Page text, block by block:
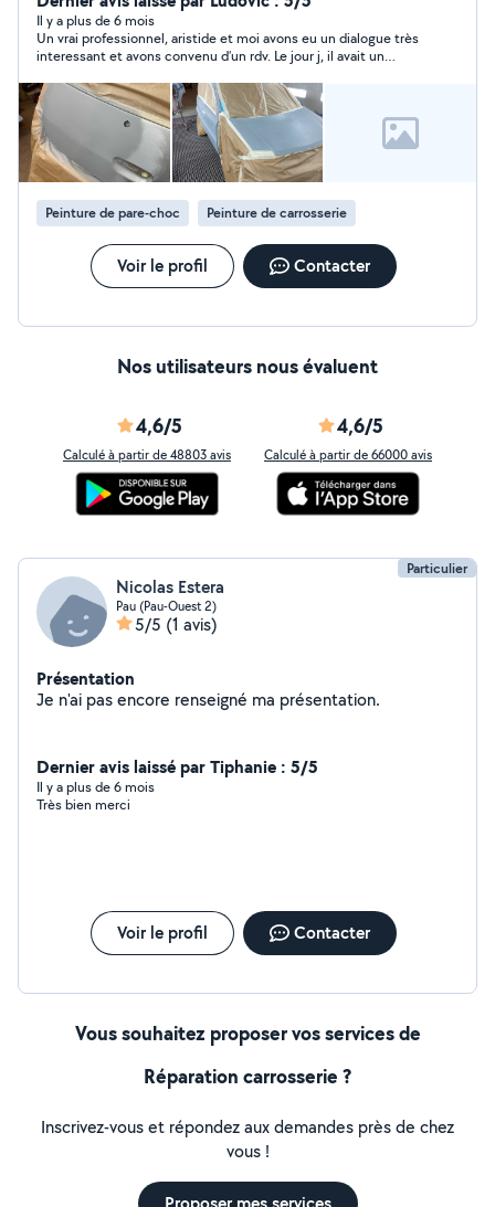
particuliers, utilitaires et poids lourds (Mercedes) Je suis
avant tout méticuleux, exigeant et passionné dans mon
métier. N'hésitez pas à me contacter pour plus
d'informations. Cordialement Aristide
Il y a plus de 6 mois
Un vrai professionnel, aristide et moi avons eu un dialogue très
interessant et avons convenu d’un rdv. Le jour j, il avait un
Démontage et remontage du pare-chocs impeccable et il m’a
même donné un coup de main pour installer l’attelage.
Impeccable
Peinture de pare-choc Peinture de carrosserie
Voir le profil Contacter
Nos utilisateurs nous évaluent
4,6/5
Calculé à partir de 48803 avis
4,6/5
Calculé à partir de 66000 avis
Particulier
Nicolas Estera
Pau (Pau-Ouest 2)
5/5 (1 avis)
Présentation
Je n'ai pas encore renseigné ma présentation.
Dernier avis laissé par Tiphanie : 5/5
Il y a plus de 6 mois
Très bien merci
Voir le profil Contacter
Vous souhaitez proposer vos services de
Réparation carrosserie ?
Inscrivez-vous et répondez aux demandes près de chez
vous !